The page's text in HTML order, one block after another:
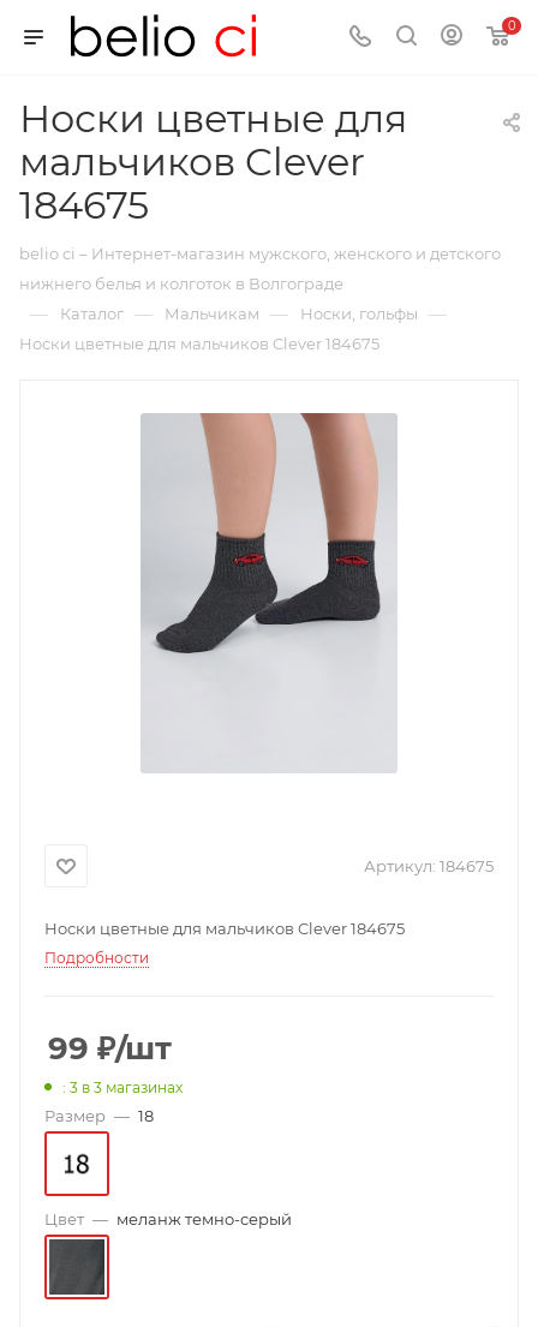
0
Носки цветные для
мальчиков Clever
184675
belio ci – Интернет-магазин мужского, женского и детского
нижнего белья и колготок в Волгограде
— Каталог — Мальчикам — Носки, гольфы —
Носки цветные для мальчиков Clever 184675
Артикул: 184675
Носки цветные для мальчиков Clever 184675
Подробности
99 ₽/шт
: 3 в 3 магазинах
Размер — 18
Цвет — меланж темно-серый